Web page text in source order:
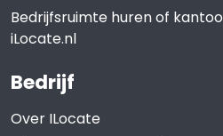
We typically assume a 5-
to extend for another 5 years.
LEASE CONTRACT
Based on the standard
Council (ROZ).
Bedrijfsruimte huren of
iLocate.nl
Bedrijf
Over ILocate